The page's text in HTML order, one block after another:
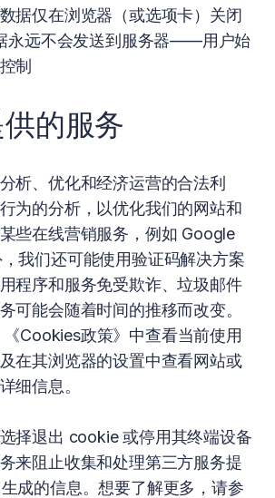
据仅在浏览器（或选项卡）关闭
永远不会发送到服务器——用户始
制
的服务
析、优化和经济运营的合法利
为的分析，以优化我们的网站和
些在线营销服务，例如 Google
我们还可能使用验证码解决方案
程序和服务免受欺诈、垃圾邮件
可能会随着时间的推移而改变。
Cookies政策》中查看当前使用
在其浏览器的设置中查看网站或
细信息。
择退出 cookie 或停用其终端设备
来阻止收集和处理第三方服务提
成的信息。想要了解更多，请参